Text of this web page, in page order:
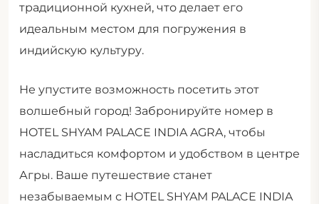
традиционной кухней, что делает его
идеальным местом для погружения в
индийскую культуру.
Не упустите возможность посетить этот
волшебный город! Забронируйте номер в
HOTEL SHYAM PALACE INDIA AGRA, чтобы
насладиться комфортом и удобством в центре
Агры. Ваше путешествие станет
незабываемым с HOTEL SHYAM PALACE INDIA